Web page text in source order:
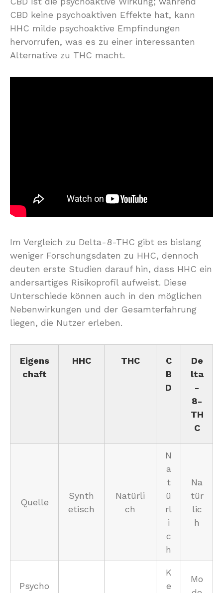
CBD keine psychoaktiven Effekte hat, kann
HHC milde psychoaktive Empfindungen
hervorrufen, was es zu einer interessanten
Alternative zu THC macht.
Im Vergleich zu Delta-8-THC gibt es bislang
weniger Forschungsdaten zu HHC, dennoch
deuten erste Studien darauf hin, dass HHC ein
andersartiges Risikoprofil aufweist. Diese
Unterschiede können auch in den möglichen
Nebenwirkungen und der Gesamterfahrung
liegen, die Nutzer erleben.
Eigens
chaft
HHC THC
C
B
D
De
lta
-
8-
TH
C
Quelle
Synth
etisch
Natürli
ch
N
a
t
ü
rl
i
c
h
Na
tür
lic
h
Psycho
K
e
Mo